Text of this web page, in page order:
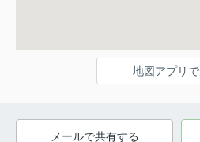
地図アプリ
メールで共有する